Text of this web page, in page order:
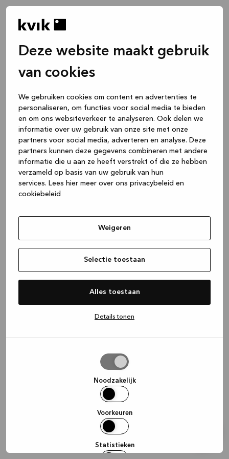
Deze website maakt gebruik
van cookies
We gebruiken cookies om content en advertenties te
personaliseren, om functies voor social media te bieden
en om ons websiteverkeer te analyseren. Ook delen we
informatie over uw gebruik van onze site met onze
partners voor social media, adverteren en analyse. Deze
partners kunnen deze gegevens combineren met andere
informatie die u aan ze heeft verstrekt of die ze hebben
verzameld op basis van uw gebruik van hun
services. Lees hier meer over ons privacybeleid en
cookiebeleid
Weigeren
Selectie toestaan
Alles toestaan
Details tonen
Noodzakelijk
Voorkeuren
Statistieken
(see the browser console for more
information).